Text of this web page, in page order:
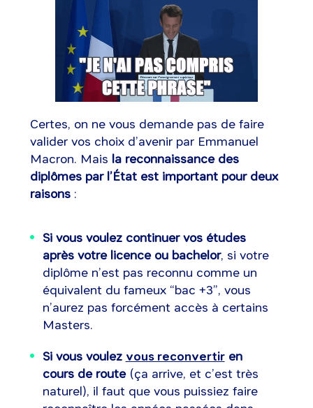
Certes, on ne vous demande pas de faire
valider vos choix d’avenir par Emmanuel
Macron. Mais la reconnaissance des
diplômes par l’État est important pour deux
raisons:
Si vous voulez continuer vos études
après votre licence ou bachelor, si votre
diplôme n’est pas reconnu comme un
équivalent du fameux “bac +3”, vous
n’aurez pas forcément accès à certains
Masters.
Si vous voulez vous reconvertiren
cours de route(ça arrive, et c’est très
naturel), il faut que vous puissiez faire